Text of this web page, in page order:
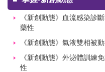
《新創動態》血流感染診
藥性
《新創動態》氣液雙相被
《新創動態》外泌體訓練
性